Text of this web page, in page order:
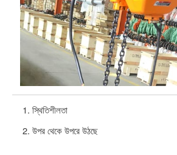
স্থিতিশীলতা
উপর থেকে উপরে উঠছে